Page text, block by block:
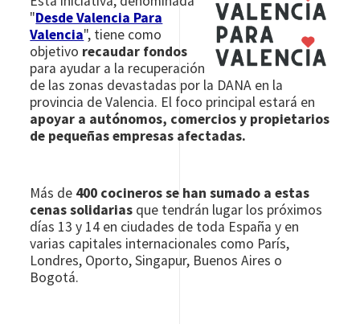
"Desde Valencia Para
Valencia", tiene como
objetivo recaudar fondos
para ayudar a la recuperación
de las zonas devastadas por la DANA en la
provincia de Valencia. El foco principal estará en
apoyar a autónomos, comercios y propietarios
de pequeñas empresas afectadas.
Más de 400 cocineros se han sumado a estas
cenas solidarias que tendrán lugar los próximos
días 13 y 14 en ciudades de toda España y en
varias capitales internacionales como París,
Londres, Oporto, Singapur, Buenos Aires o
Bogotá.